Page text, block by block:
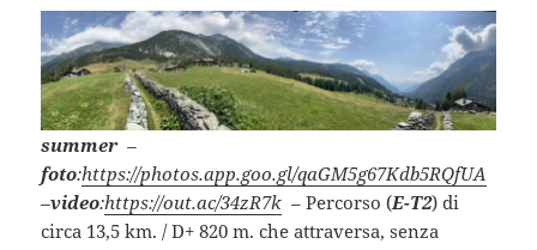
summer–
foto:https://photos.app.goo.gl/qaGM5g67Kdb5RQfUA
–video:https://out.ac/34zR7k – Percorso (E-T2) di
circa 13,5 km. / D+ 820 m. che attraversa, senza